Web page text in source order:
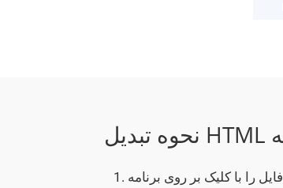
فایل را با کلیک بر روی برنامه HTML به JPG انتخاب کنید یا به سادگی یک فایل HTML را بکشید و رها